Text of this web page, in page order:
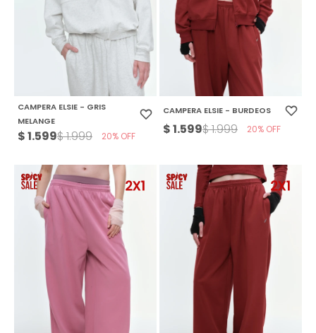
CAMPERA ELSIE - GRIS
MELANGE
$1.599$1.999 20
CAMPERA ELSIE - BURDEOS
$1.599$1.999 20